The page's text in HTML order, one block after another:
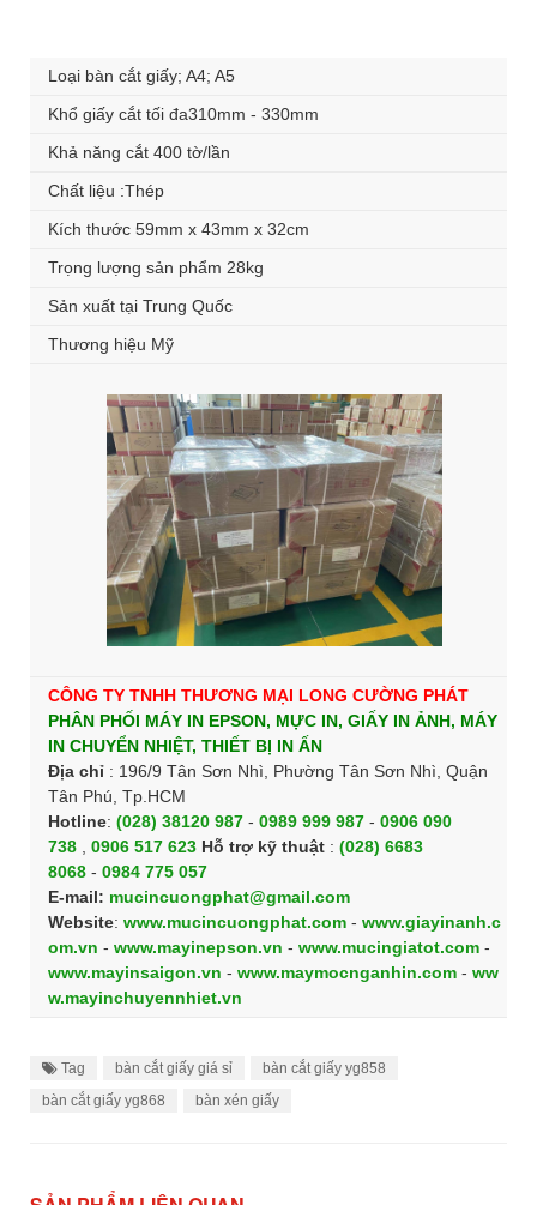
Loại bàn cắt giấy; A4; A5
Khổ giấy cắt tối đa310mm - 330mm
Khả năng cắt 400 tờ/lần
Chất liệu :Thép
Kích thước 59mm x 43mm x 32cm
Trọng lượng sản phẩm 28kg
Sản xuất tại Trung Quốc
Thương hiệu Mỹ
CÔNG TY TNHH THƯƠNG MẠI LONG CƯỜNG PHÁT
PHÂN PHỐI MÁY IN EPSON, MỰC IN, GIẤY IN ẢNH, MÁY
IN CHUYỂN NHIỆT, THIẾT BỊ IN ẤN
Địa chỉ : 196/9 Tân Sơn Nhì, Phường Tân Sơn Nhì, Quận
Tân Phú, Tp.HCM
Hotline: (028) 38120 987 - 0989 999 987 - 0906 090
738 , 0906 517 623 Hỗ trợ kỹ thuật : (028) 6683
8068 - 0984 775 057
E-mail: mucincuongphat@gmail.com
Website: www.mucincuongphat.com - www.giayinanh.c
om.vn - www.mayinepson.vn - www.mucingiatot.com -
www.mayinsaigon.vn - www.maymocnganhin.com - ww
w.mayinchuyennhiet.vn
Tag bàn cắt giấy giá sỉ
bàn cắt giấy yg858
bàn cắt giấy yg868
bàn xén giấy